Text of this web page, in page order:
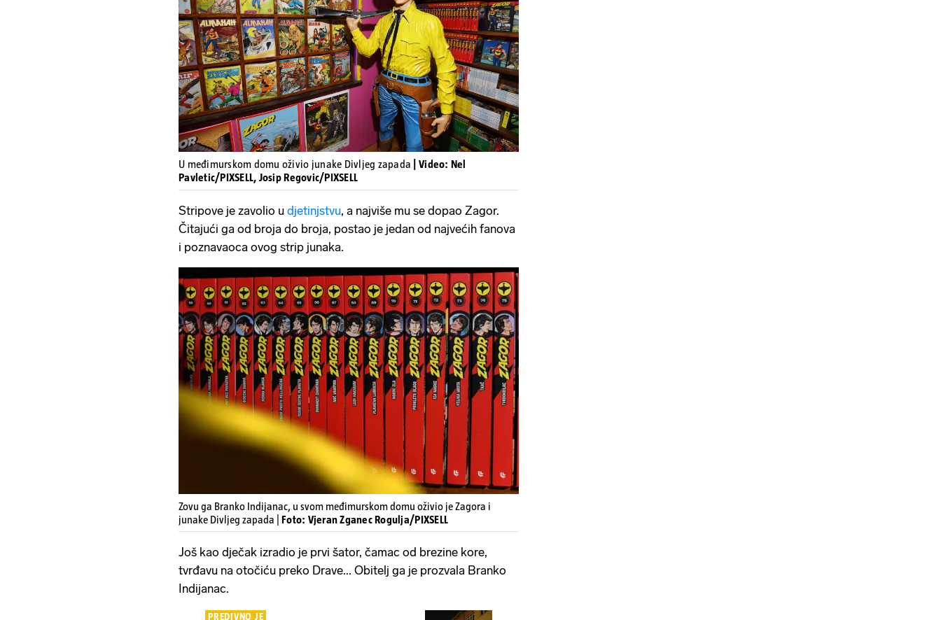
Pokretanje videa...
U međimurskom domu oživio junake Divljeg zapada
| Video: Nel
Pavletic/PIXSELL, Josip Regovic/PIXSELL
Stripove je zavolio u djetinjstvu, a najviše mu se dopao Zagor.
Čitajući ga od broja do broja, postao je jedan od najvećih fanova
i poznavaoca ovog strip junaka.
Zovu ga Branko Indijanac, u svom međimurskom domu oživio je Zagora i
junake Divljeg zapada | Foto: Vjeran Zganec Rogulja/PIXSELL
Još kao dječak izradio je prvi šator, čamac od brezine kore,
tvrđavu na otočiću preko Drave... Obitelj ga je prozvala Branko
Indijanac.
PREDIVNO JE